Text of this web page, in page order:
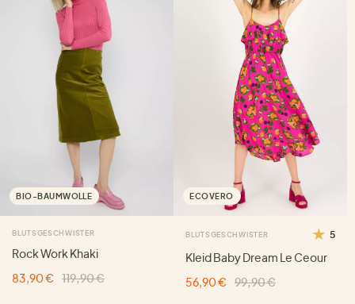
BIO-BAUMWOLLE
BLUTSGESCHWISTER
Rock Work Khaki
83,90 €
119,90 €
ECOVERO
BLUTSGESCHWISTER 5
Kleid Baby Dream Le Ceour
56,90 €
99,90 €